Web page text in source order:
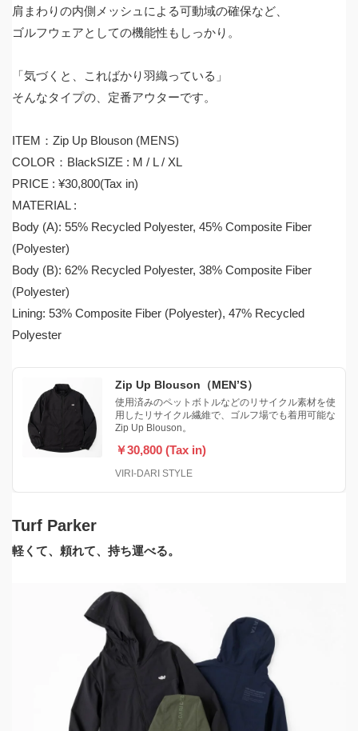
肩まわりの内側メッシュによる可動域の確保など、
ゴルフウェアとしての機能性もしっかり。
「気づくと、こればかり羽織っている」
そんなタイプの、定番アウターです。
ITEM：Zip Up Blouson (MENS)
COLOR：BlackSIZE : M / L / XL
PRICE : ¥30,800(Tax in)
MATERIAL :
Body (A): 55% Recycled Polyester, 45% Composite Fiber
(Polyester)
Body (B): 62% Recycled Polyester, 38% Composite Fiber
(Polyester)
Lining: 53% Composite Fiber (Polyester), 47% Recycled
Polyester
Zip Up Blouson（MEN’S）
使用済みのペットボトルなどのリサイクル素材を使
用したリサイクル繊維で、ゴルフ場でも着用可能な
Zip Up Blouson。
￥30,800 (Tax in)
VIRI-DARI STYLE
Turf Parker
軽くて、頼れて、持ち運べる。